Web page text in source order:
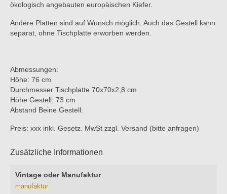
ökologisch angebauten europäischen Kiefer.
Andere Platten sind auf Wunsch möglich. Auch das Gestell kann
separat, ohne Tischplatte erworben werden.
Abmessungen:
Höhe: 76 cm
Durchmesser Tischplatte 70x70x2,8 cm
Höhe Gestell: 73 cm
Abstand Beine Gestell:
Preis: xxx inkl. Gesetz. MwSt zzgl. Versand (bitte anfragen)
Zusätzliche Informationen
Vintage oder Manufaktur
manufaktur